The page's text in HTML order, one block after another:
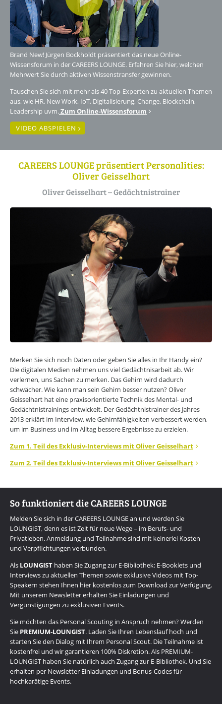
Brand New! Jürgen Bockholdt präsentiert das neue Online-
Wissensforum in der CAREERS LOUNGE. Erfahren Sie hier, welchen
Mehrwert Sie durch aktiven Wissenstransfer gewinnen.
Tauschen Sie sich mit mehr als 40 Top-Experten zu aktuellen Themen
aus, wie HR, New Work, IoT, Digitalisierung, Change, Blockchain,
Leadership uvm.Zum Online-Wissensforum
VIDEO ABSPIELEN
CAREERS LOUNGE präsentiert Personalities:
Oliver Geisselhart
Oliver Geisselhart – Gedächtnistrainer
Merken Sie sich noch Daten oder geben Sie alles in Ihr Handy ein?
Die digitalen Medien nehmen uns viel Gedächtnisarbeit ab. Wir
verlernen, uns Sachen zu merken. Das Gehirn wird dadurch
schwächer. Wie kann man sein Gehirn besser nutzen? Oliver
Geisselhart hat eine praxisorientierte Technik des Mental- und
Gedächtnistrainings entwickelt. Der Gedächtnistrainer des Jahres
2013 erklärt im Interview, wie Gehirnfähigkeiten verbessert werden,
um im Business und im Alltag bessere Ergebnisse zu erzielen.
Zum 1. Teil des Exklusiv-Interviews mit Oliver Geisselhart
Zum 2. Teil des Exklusiv-Interviews mit Oliver Geisselhart
So funktioniert die CAREERS LOUNGE
Melden Sie sich in der CAREERS LOUNGE an und werden Sie
LOUNGIST, denn es ist Zeit für neue Wege – im Berufs- und
Privatleben. Anmeldung und Teilnahme sind mit keinerlei Kosten
und Verpflichtungen verbunden.
Als LOUNGIST haben Sie Zugang zur E-Bibliothek: E-Booklets und
Interviews zu aktuellen Themen sowie exklusive Videos mit Top-
Speakern stehen Ihnen hier kostenlos zum Download zur Verfügung.
Mit unserem Newsletter erhalten Sie Einladungen und
Vergünstigungen zu exklusiven Events.
Sie möchten das Personal Scouting in Anspruch nehmen? Werden
Sie PREMIUM-LOUNGIST. Laden Sie Ihren Lebenslauf hoch und
starten Sie den Dialog mit Ihrem Personal Scout. Die Teilnahme ist
kostenfrei und wir garantieren 100% Diskretion. Als PREMIUM-
LOUNGIST haben Sie natürlich auch Zugang zur E-Bibliothek. Und Sie
erhalten per Newsletter Einladungen und Bonus-Codes für
hochkarätige Events.